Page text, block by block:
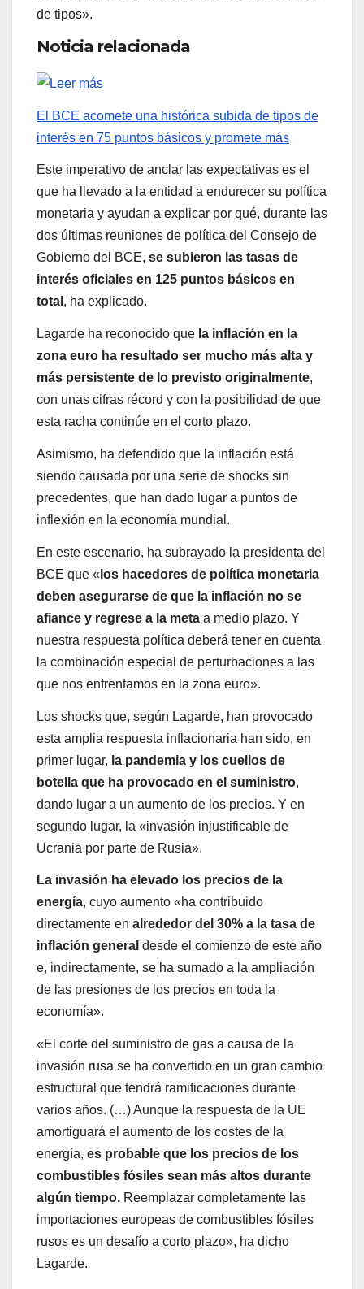
de tipos».
Noticia relacionada
El BCE acomete una histórica subida de tipos de
interés en 75 puntos básicos y promete más
Este imperativo de anclar las expectativas es el
que ha llevado a la entidad a endurecer su política
monetaria y ayudan a explicar por qué, durante las
dos últimas reuniones de política del Consejo de
Gobierno del BCE, se subieron las tasas de
interés oficiales en 125 puntos básicos en
total , ha explicado.
Lagarde ha reconocido que la inflación en la
zona euro ha resultado ser mucho más alta y
más persistente de lo previsto originalmente,
con unas cifras récord y con la posibilidad de que
esta racha continúe en el corto plazo.
Asimismo, ha defendido que la inflación está
siendo causada por una serie de shocks sin
precedentes, que han dado lugar a puntos de
inflexión en la economía mundial.
En este escenario, ha subrayado la presidenta del
BCE que « los hacedores de política monetaria
deben asegurarse de que la inflación no se
afiance y regrese a la meta a medio plazo. Y
nuestra respuesta política deberá tener en cuenta
la combinación especial de perturbaciones a las
que nos enfrentamos en la zona euro».
Los shocks que, según Lagarde, han provocado
esta amplia respuesta inflacionaria han sido, en
primer lugar, la pandemia y los cuellos de
botella que ha provocado en el suministro,
dando lugar a un aumento de los precios. Y en
segundo lugar, la «invasión injustificable de
Ucrania por parte de Rusia».
La invasión ha elevado los precios de la
energía, cuyo aumento «ha contribuido
directamente en alrededor del 30% a la tasa de
inflación general desde el comienzo de este año
e, indirectamente, se ha sumado a la ampliación
de las presiones de los precios en toda la
economía».
«El corte del suministro de gas a causa de la
invasión rusa se ha convertido en un gran cambio
estructural que tendrá ramificaciones durante
varios años. (…) Aunque la respuesta de la UE
amortiguará el aumento de los costes de la
energía, es probable que los precios de los
combustibles fósiles sean más altos durante
algún tiempo. Reemplazar completamente las
importaciones europeas de combustibles fósiles
rusos es un desafío a corto plazo», ha dicho
Lagarde.